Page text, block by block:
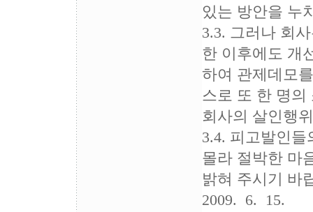
있는 방안을 누
3.3. 그러나 회
한 이후에도 개
하여 관제데모
스로 또 한 명의
회사의 살인행
3.4. 피고발인
몰라 절박한 마
밝혀 주시기 바
2009. 6. 15.